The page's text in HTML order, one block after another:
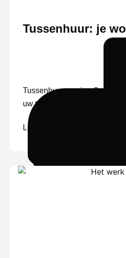
Tussenhuur: je
Tussenhuur woning
uw terugkeer. Wat is
Lees bericht